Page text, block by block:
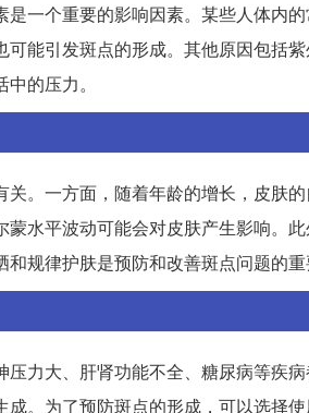
一个重要的影响因素。某些人体内
能引发斑点的形成。其他原因包括
的压力。
。一方面，随着年龄的增长，皮肤
水平波动可能会对皮肤产生影响。
规律护肤是预防和改善斑点问题的重
力大、肝肾功能不全、糖尿病等疾
。为了预防斑点的形成，可以选择